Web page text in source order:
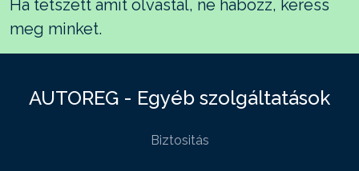
Ha tetszett amit olvastál, ne habozz, keress
meg minket.
AUTOREG - Egyéb szolgáltatások
Biztositás